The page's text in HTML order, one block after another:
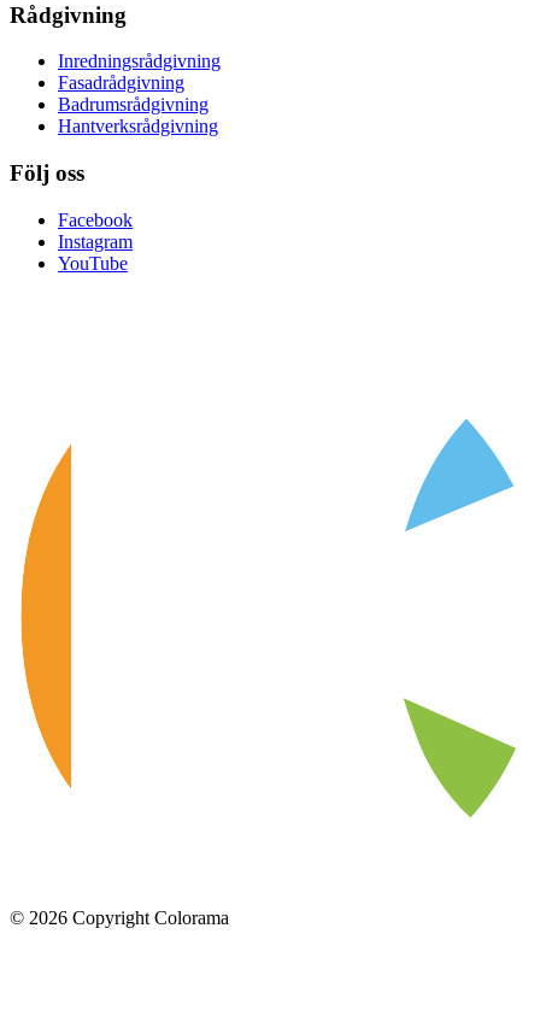
Rådgivning
Inredningsrådgivning
Fasadrådgivning
Badrumsrådgivning
Hantverksrådgivning
Följ oss
Facebook
Instagram
YouTube
© 2026 Copyright Colorama